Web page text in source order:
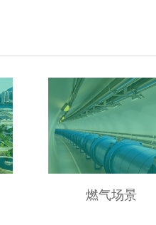
燃气场景